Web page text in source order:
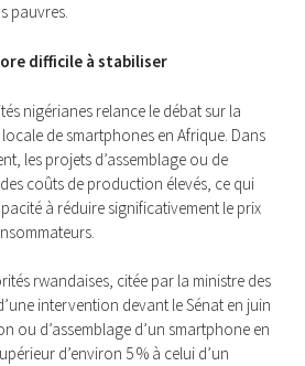
pauvres.
difficile à stabiliser
nigérianes relance le débat sur la
de smartphones en Afrique. Dans
les projets d’assemblage ou de
coûts de production élevés, ce qui
à réduire significativement le prix
rwandaises, citée par la ministre des
intervention devant le Sénat en juin
ou d’assemblage d’un smartphone en
d’environ 5 % à celui d’un